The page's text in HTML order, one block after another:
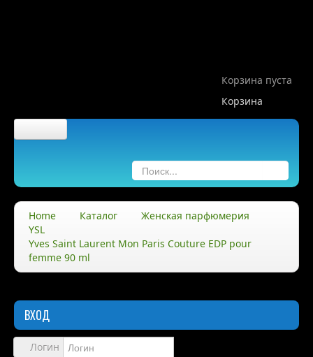
Корзина пуста
Корзина
О нас
Правила
Обзоры
Каталог
Home Каталог
Женская парфюмерия
YSL
Yves Saint Laurent Mon Paris Couture EDP pour
femme 90 ml
ВХОД
Логин